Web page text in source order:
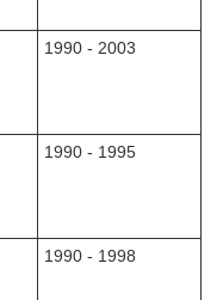
1990 - 2003
1990 - 1995
1990 - 1998